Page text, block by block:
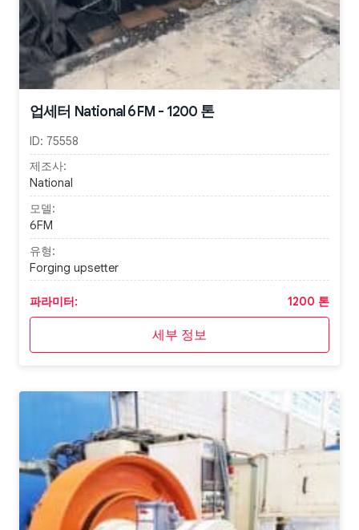
업세터 National 6FM - 1200 톤
ID: 75558
제조사:
National
모델:
6FM
유형:
Forging upsetter
파라미터: 1200 톤
세부 정보